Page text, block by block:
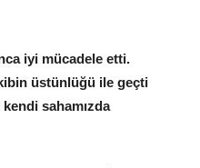
iyi mücadele etti.
üstünlüğü ile geçti
sahamızda